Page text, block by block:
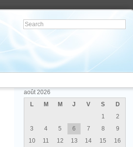
août 2026
L
M M J V S
D
1
2
3
4 5 6 7 8
9
10
11 12 13 14 15
16